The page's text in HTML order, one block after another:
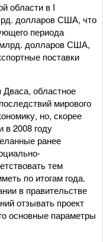
области в I
долларов США, что
периода
млрд. долларов США,
поставки
Дваса, областное
мирового
но, скорее
в 2008 году
ранее
тем
по итогам года.
в правительстве
отзывать проект
основные параметры